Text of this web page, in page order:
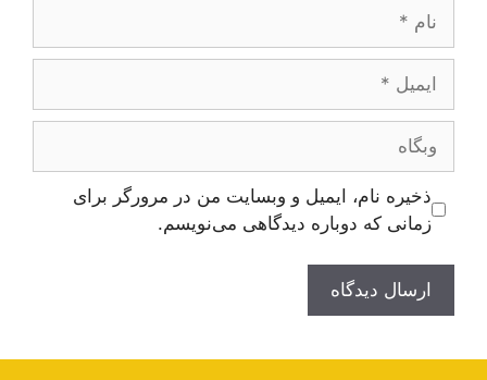
وبگاه
ذخیره نام، ایمیل و وبسایت من در مرورگر برای
زمانی که دوباره دیدگاهی می‌نویسم.